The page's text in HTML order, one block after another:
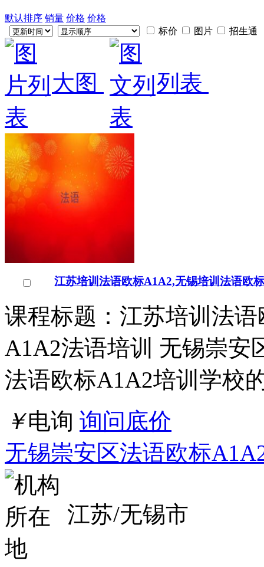
默认排序 销量 价格 价格
标价
图片 招生通
大图 列表
江苏培训法语欧标A1A2,无锡培训法语欧
课程标题：江苏培训法
A1A2法语培训 无锡崇安
法语欧标A1A2培训学校
￥电询 询问底价
无锡崇安区法语欧标
江苏/无锡市